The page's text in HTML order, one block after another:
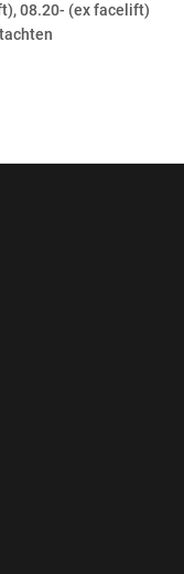
08.20- (ex facelift)